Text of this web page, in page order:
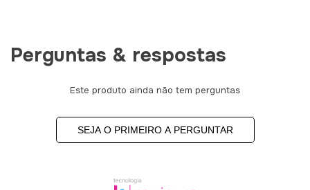
Perguntas & respostas
Este produto ainda não tem perguntas
SEJA O PRIMEIRO A PERGUNTAR